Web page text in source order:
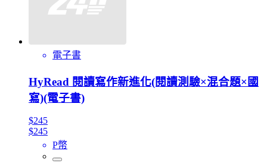
電子書
HyRead 閱讀寫作新進化(閱讀測驗×混合題×國
寫)(電子書)
$245
$245
P幣